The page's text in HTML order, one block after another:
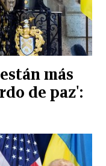
más
de paz':